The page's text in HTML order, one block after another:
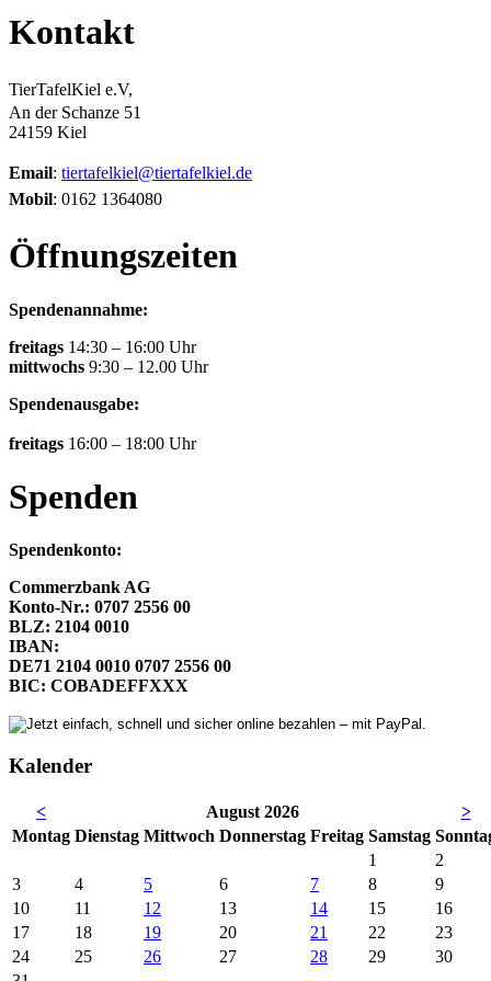
Kontakt
TierTafelKiel e.V,
An der Schanze 51
24159 Kiel
Email: tiertafelkiel@tiertafelkiel.de
Mobil: 0162 1364080
Öffnungszeiten
Spendenannahme:
freitags 14:30 – 16:00 Uhr
mittwochs 9:30 – 12.00 Uhr
Spendenausgabe:
freitags 16:00 – 18:00 Uhr
Spenden
Spendenkonto:
Commerzbank AG
Konto-Nr.: 0707 2556 00
BLZ: 2104 0010
IBAN:
DE71 2104 0010 0707 2556 00
BIC: COBADEFFXXX
Kalender
< August 2026
>
Montag Dienstag Mittwoch Donnerstag Freitag Samstag So
1
2
3
4 5 6 7 8
9
10
11 12 13 14 15
16
17
18 19 20 21 22
23
24
25 26 27 28 29
30